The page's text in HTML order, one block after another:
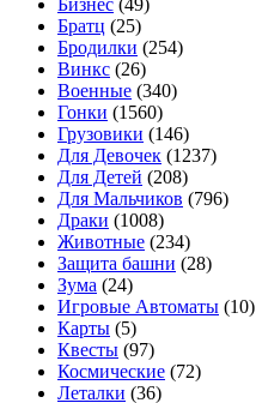
Бизнес (49)
Братц (25)
Бродилки (254)
Винкс (26)
Военные (340)
Гонки (1560)
Грузовики (146)
Для Девочек (1237)
Для Детей (208)
Для Мальчиков (796)
Драки (1008)
Животные (234)
Защита башни (28)
Зума (24)
Игровые Автоматы (10)
Карты (5)
Квесты (97)
Космические (72)
Леталки (36)